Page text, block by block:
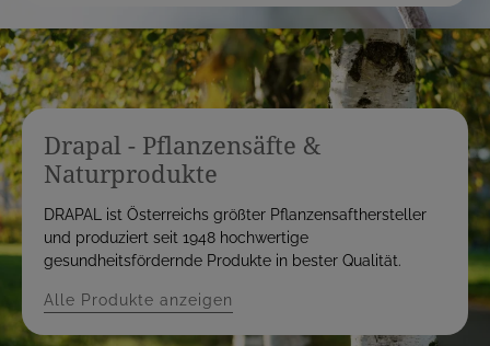
Drapal - Pflanzensäfte &
Naturprodukte
DRAPAL ist Österreichs größter Pflanzensafthersteller
und produziert seit 1948 hochwertige
gesundheitsfördernde Produkte in bester Qualität.
Alle Produkte anzeigen